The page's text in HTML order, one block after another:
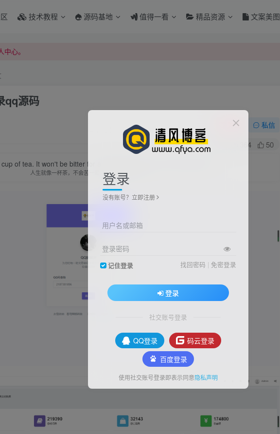
技术教程 源码基地 值得一看 精品资源 文案美图
中心。
心。
qq源码
关注 私信
364 50
of tea. It won't be bitter for a lifetime but for a short while anyway.
人生就像一杯茶，不会苦一辈子，但总会苦一阵子
登录
没有账号？立即注册
用户名或邮箱
登录密码
记住登录 找回密码 | 免密登录
登录
社交账号登录
QQ登录
码云登录
百度登录
使用社交账号登录即表示同意隐私声明